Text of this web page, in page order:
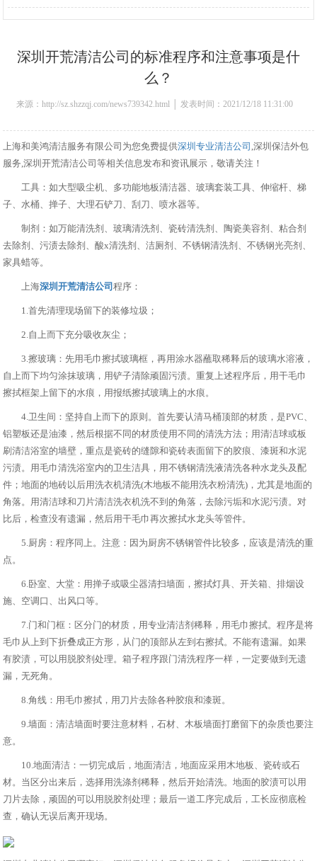
深圳开荒清洁公司的标准程序和注意事项是什
么？
来源：http://sz.shzzqj.com/news739342.html │ 发表时间：2021/12/18 11:31:00
上海和美鸿清洁服务有限公司为您免费提供深圳专业清洁公司 ,深圳保洁外包
服务,深圳开荒清洁公司等相关信息发布和资讯展示，敬请关注！
工具：如大型吸尘机、多功能地板清洁器、玻璃套装工具、伸缩杆、梯
子、水桶、掸子、大理石铲刀、刮刀、喷水器等。
制剂：如万能清洗剂、玻璃清洗剂、瓷砖清洗剂、陶瓷美容剂、粘合剂
去除剂、污渍去除剂、酸x清洗剂、洁厕剂、不锈钢清洗剂、不锈钢光亮剂、
家具蜡等。
上海深圳开荒清洁公司程序：
1.首先清理现场留下的装修垃圾；
2.自上而下充分吸收灰尘；
3.擦玻璃：先用毛巾擦拭玻璃框，再用涂水器蘸取稀释后的玻璃水溶液，
自上而下均匀涂抹玻璃，用铲子清除顽固污渍。重复上述程序后，用干毛巾
擦拭框架上留下的水痕，用报纸擦拭玻璃上的水痕。
4.卫生间：坚持自上而下的原则。首先要认清马桶顶部的材质，是PVC、
铝塑板还是油漆，然后根据不同的材质使用不同的清洗方法；用清洁球或板
刷清洁浴室的墙壁，重点是瓷砖的缝隙和瓷砖表面留下的胶痕、漆斑和水泥
污渍。用毛巾清洗浴室内的卫生洁具，用不锈钢清洗液清洗各种水龙头及配
件；地面的地砖以后用洗衣机清洗(木地板不能用洗衣粉清洗)，尤其是地面的
角落。用清洁球和刀片清洁洗衣机洗不到的角落，去除污垢和水泥污渍。对
比后，检查没有遗漏，然后用干毛巾再次擦拭水龙头等管件。
5.厨房：程序同上。注意：因为厨房不锈钢管件比较多，应该是清洗的重
点。
6.卧室、大堂：用掸子或吸尘器清扫墙面，擦拭灯具、开关箱、排烟设
施、空调口、出风口等。
7.门和门框：区分门的材质，用专业清洁剂稀释，用毛巾擦拭。程序是将
毛巾从上到下折叠成正方形，从门的顶部从左到右擦拭。不能有遗漏。如果
有胶渍，可以用脱胶剂处理。箱子程序跟门清洗程序一样，一定要做到无遗
漏，无死角。
8.角线：用毛巾擦拭，用刀片去除各种胶痕和漆斑。
9.墙面：清洁墙面时要注意材料，石材、木板墙面打磨留下的杂质也要注
意。
10.地面清洁：一切完成后，地面清洁，地面应采用木地板、瓷砖或石
材。当区分出来后，选择用洗涤剂稀释，然后开始清洗。地面的胶渍可以用
刀片去除，顽固的可以用脱胶剂处理；最后一道工序完成后，工长应彻底检
查，确认无误后离开现场。